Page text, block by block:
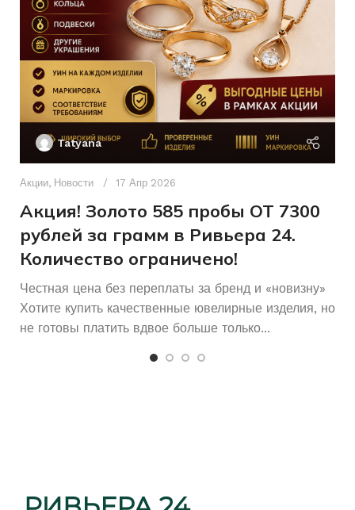
ДЛЯ КОГО Женщинам
СОСТОЯНИЕ Б/У
ДЛЯ КОГО Женщинам
СОСТОЯНИЕ Б/У
Tatyana
Акции, Новости 17 Апр 2026
Акция! Золото 585 пробы ОТ 7300
рублей за грамм в Ривьера 24.
Количество ограничено!
Честная цена без переплаты за бренд и «новизну»
Хотите купить качественные ювелирные изделия, но
не готовы платить вдвое больше только...